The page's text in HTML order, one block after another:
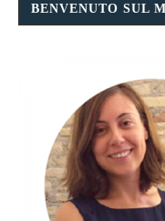
BENVENUTO SUL